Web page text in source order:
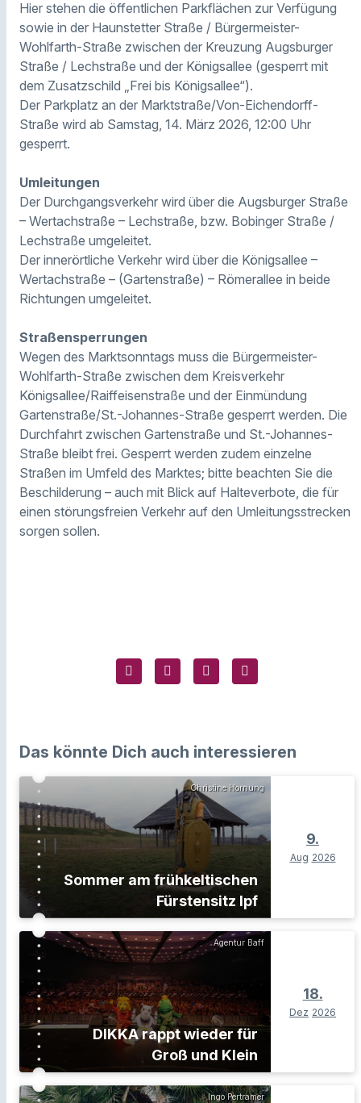
Hier stehen die öffentlichen Parkflächen zur Verfügung
sowie in der Haunstetter Straße / Bürgermeister-
Wohlfarth-Straße zwischen der Kreuzung Augsburger
Straße / Lechstraße und der Königsallee (gesperrt mit
dem Zusatzschild „Frei bis Königsallee“).
Der Parkplatz an der Marktstraße/Von-Eichendorff-
Straße wird ab Samstag, 14. März 2026, 12:00 Uhr
gesperrt.
Umleitungen
Der Durchgangsverkehr wird über die Augsburger Straße
– Wertachstraße – Lechstraße, bzw. Bobinger Straße /
Lechstraße umgeleitet.
Der innerörtliche Verkehr wird über die Königsallee –
Wertachstraße – (Gartenstraße) – Römerallee in beide
Richtungen umgeleitet.
Straßensperrungen
Wegen des Marktsonntags muss die Bürgermeister-
Wohlfarth-Straße zwischen dem Kreisverkehr
Königsallee/Raiffeisenstraße und der Einmündung
Gartenstraße/St.-Johannes-Straße gesperrt werden. Die
Durchfahrt zwischen Gartenstraße und St.-Johannes-
Straße bleibt frei. Gesperrt werden zudem einzelne
Straßen im Umfeld des Marktes; bitte beachten Sie die
Beschilderung – auch mit Blick auf Halteverbote, die für
einen störungsfreien Verkehr auf den Umleitungsstrecken
sorgen sollen.
Das könnte Dich auch interessieren
Christine Hornung
Sommer am frühkeltischen
Fürstensitz Ipf
9.
Aug 2026
Agentur Baff
DIKKA rappt wieder für
Groß und Klein
18.
Dez 2026
Ingo Pertramer